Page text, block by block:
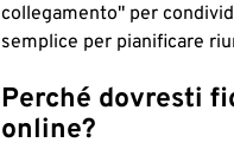
collegamento" per
semplice per pianificare
Perché dovresti
online?